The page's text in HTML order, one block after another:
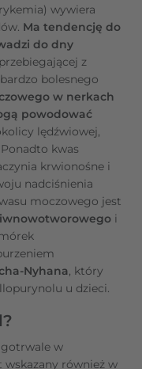
wywiera
Ma tendencję do
do dny
z
bolesnego
w nerkach
powodować
lędźwiowej,
kwas
krwionośne i
nadciśnienia
moczowego jest
i
Nyhana, który
u dzieci.
w
wskazany również w